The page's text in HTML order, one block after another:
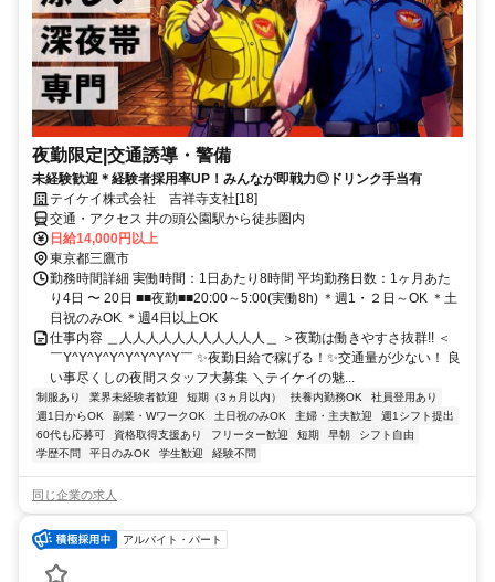
夜勤限定|交通誘導・警備
未経験歓迎＊経験者採用率UP！みんなが即戦力◎ドリンク手当有
テイケイ株式会社 吉祥寺支社[18]
交通・アクセス 井の頭公園駅から徒歩圏内
日給14,000円以上
東京都三鷹市
勤務時間詳細 実働時間：1日あたり8時間 平均勤務日数：1ヶ月あた
り4日 〜 20日 ■■夜勤■■20:00～5:00(実働8h) ＊週1・２日～OK ＊土
日祝のみOK ＊週4日以上OK
仕事内容 ＿人人人人人人人人人人人＿ ＞夜勤は働きやすさ抜群!! ＜
￣Y^Y^Y^Y^Y^Y^Y^Y￣ ✨夜勤日給で稼げる！✨交通量が少ない！ 良
い事尽くしの夜間スタッフ大募集 ＼テイケイの魅...
制服あり 業界未経験者歓迎 短期（3ヵ月以内） 扶養内勤務OK
社員登用あり
週1日からOK
副業・WワークOK 土日祝のみOK 主婦・主夫歓迎
週1シフト提出
60代も応募可
資格取得支援あり フリーター歓迎 短期 早朝
シフト自由
学歴不問
平日のみOK 学生歓迎 経験不問
同じ企業の求人
アルバイト・パート